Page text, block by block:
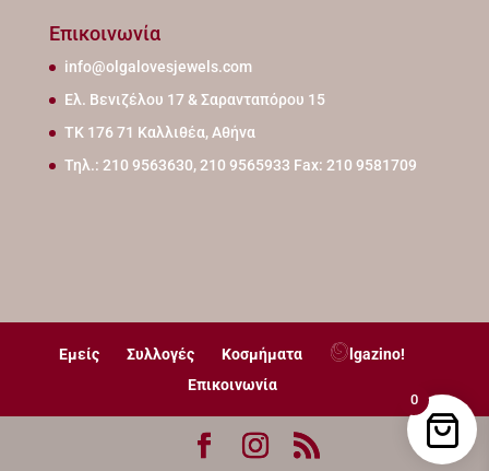
Επικοινωνία
info@olgalovesjewels.com
Ελ. Βενιζέλου 17 & Σαρανταπόρου 15
ΤΚ 176 71 Καλλιθέα, Αθήνα
Τηλ.: 210 9563630, 210 9565933 Fax: 210 9581709
Εμείς Συλλογές Κοσμήματα
lgazino!
Επικοινωνία
0